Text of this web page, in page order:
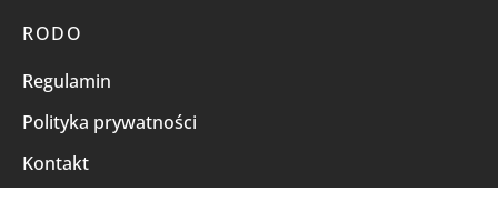
RODO
Regulamin
Polityka prywatności
Kontakt